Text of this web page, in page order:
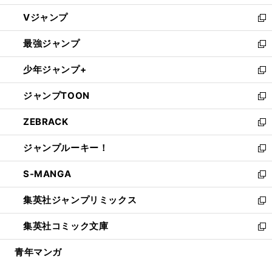
ウ
ィ
ン
ド
ウ
で
開
く
し
い
ウ
ィ
ン
ド
ウ
で
開
く
Vジャンプ
新
し
い
ウ
ィ
ン
ド
ウ
で
開
く
最強ジャンプ
新
し
い
ウ
ィ
ン
ド
ウ
で
開
く
少年ジャンプ+
新
し
い
ウ
ィ
ン
ド
ウ
で
開
く
ジャンプTOON
新
し
い
ウ
ィ
ン
ド
ウ
で
開
く
ZEBRACK
新
し
い
ウ
ィ
ン
ド
ウ
で
開
ジャンプルーキー！
新
し
い
ウ
ィ
ン
ド
ウ
S-MANGA
新
し
い
ウ
ィ
ン
集英社ジャンプリミックス
新
し
い
ウ
集英社コミック文庫
新
し
青年マンガ